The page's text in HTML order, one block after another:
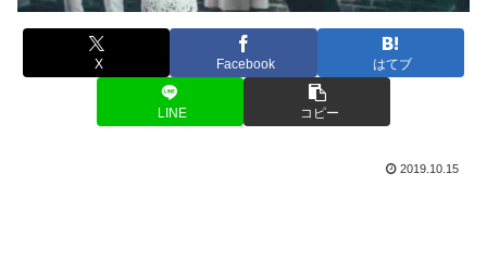
X Facebook はてブ
LINE コピー
2019.10.15